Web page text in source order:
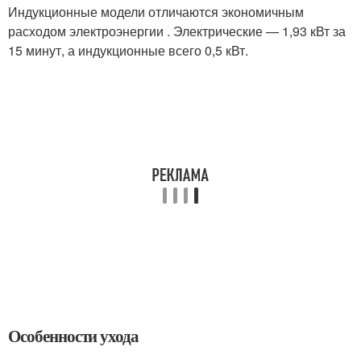
Индукционные модели отличаются экономичным
расходом электроэнергии . Электрические — 1,93 кВт за
15 минут, а индукционные всего 0,5 кВт.
Особенности ухода